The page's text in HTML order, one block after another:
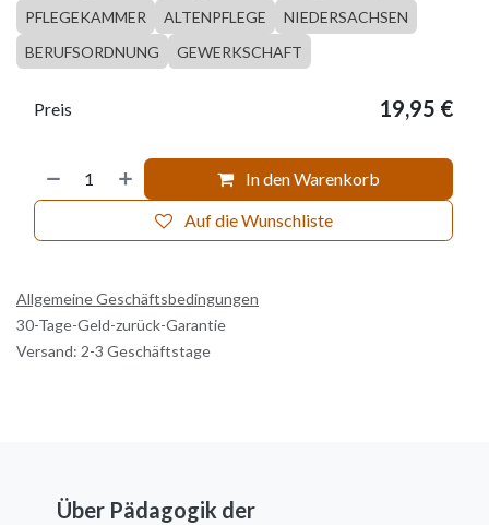
PFLEGEKAMMER
ALTENPFLEGE
NIEDERSACHSEN
BERUFSORDNUNG
GEWERKSCHAFT
In den Warenkorb
Auf die Wunschliste
Preis 19,95 €
Allgemeine Geschäftsbedingungen
30-Tage-Geld-zurück-Garantie
Versand: 2-3 Geschäftstage
Über Pädagogik der